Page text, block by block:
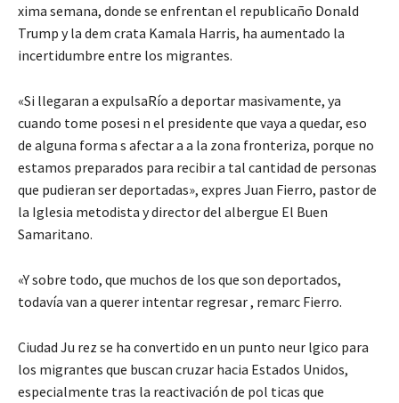
xima semana, donde se enfrentan el republicaño Donald
Trump y la dem crata Kamala Harris, ha aumentado la
incertidumbre entre los migrantes.
«Si llegaran a expulsaRío a deportar masivamente, ya
cuando tome posesi n el presidente que vaya a quedar, eso
de alguna forma s afectar a a la zona fronteriza, porque no
estamos preparados para recibir a tal cantidad de personas
que pudieran ser deportadas», expres Juan Fierro, pastor de
la Iglesia metodista y director del albergue El Buen
Samaritano.
«Y sobre todo, que muchos de los que son deportados,
todavía van a querer intentar regresar , remarc Fierro.
Ciudad Ju rez se ha convertido en un punto neur lgico para
los migrantes que buscan cruzar hacia Estados Unidos,
especialmente tras la reactivación de pol ticas que